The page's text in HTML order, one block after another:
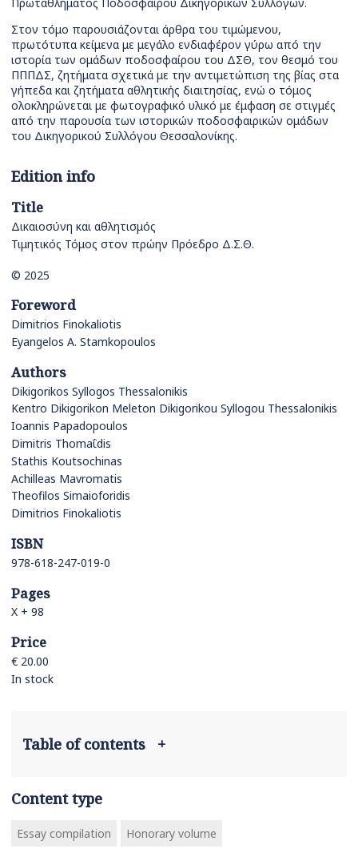
Στον τόμο παρουσιάζονται άρθρα του τιμώμενου,
πρωτότυπα κείμενα με μεγάλο ενδιαφέρον γύρω από την
ιστορία των ομάδων ποδοσφαίρου του ΔΣΘ, τον θεσμό του
ΠΠΠΔΣ, ζητήματα σχετικά με την αντιμετώπιση της βίας στα
γήπεδα και ζητήματα αθλητικής διαιτησίας, ενώ ο τόμος
ολοκληρώνεται με φωτογραφικό υλικό με έμφαση σε στιγμές
από την παρουσία των ιστορικών ποδοσφαιρικών ομάδων
του Δικηγορικού Συλλόγου Θεσσαλονίκης.
Edition info
Title
Δικαιοσύνη και αθλητισμός
Τιμητικός Τόμος στον πρώην Πρόεδρο Δ.Σ.Θ.
© 2025
Foreword
Dimitrios Finokaliotis
Eyangelos A. Stamkopoulos
Authors
Dikigorikos Syllogos Thessalonikis
Kentro Dikigorikon Meleton Dikigorikou Syllogou Thessalonikis
Ioannis Papadopoulos
Dimitris Thomaΐdis
Stathis Koutsochinas
Achilleas Mavromatis
Theofilos Simaioforidis
Dimitrios Finokaliotis
ISBN
978-618-247-019-0
Pages
X + 98
Price
€ 20.00
In stock
Table of contents +
Content type
Essay compilation Honorary volume